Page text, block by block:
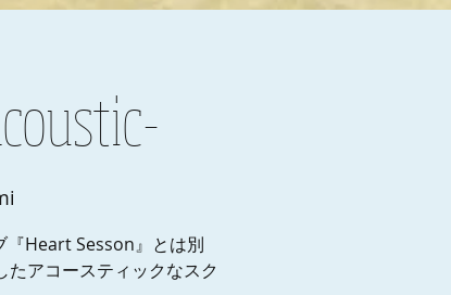
『Heart Sesson』とは別
アコースティックなスク